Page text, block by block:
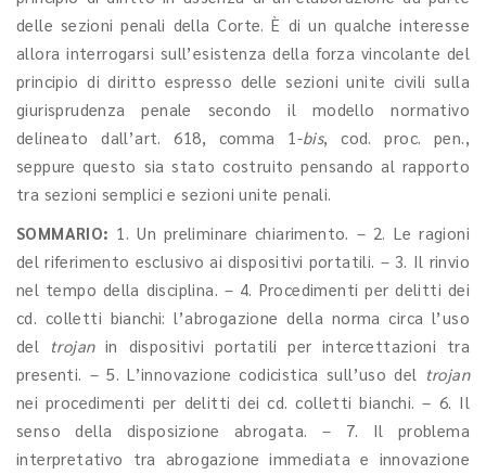
delle sezioni penali della Corte. È di un qualche interesse
allora interrogarsi sull’esistenza della forza vincolante del
principio di diritto espresso delle sezioni unite civili sulla
giurisprudenza penale secondo il modello normativo
delineato dall’art. 618, comma 1-bis, cod. proc. pen.,
seppure questo sia stato costruito pensando al rapporto
tra sezioni semplici e sezioni unite penali.
SOMMARIO: 1. Un preliminare chiarimento. – 2. Le ragioni
del riferimento esclusivo ai dispositivi portatili. – 3. Il rinvio
nel tempo della disciplina. – 4. Procedimenti per delitti dei
cd. colletti bianchi: l’abrogazione della norma circa l’uso
del
trojanin dispositivi portatili per intercettazioni tra
presenti. – 5. L’innovazione codicistica sull’uso del trojan
nei procedimenti per delitti dei cd. colletti bianchi. – 6. Il
senso della disposizione abrogata. – 7. Il problema
interpretativo tra abrogazione immediata e innovazione